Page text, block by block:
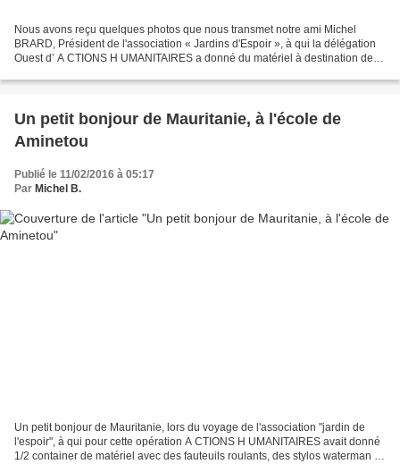
Nous avons reçu quelques photos que nous transmet notre ami Michel
BRARD, Président de l'association « Jardins d'Espoir », à qui la délégation
Ouest d’ A CTIONS H UMANITAIRES a donné du matériel à destination de
Un petit bonjour de Mauritanie, à l'école de
Aminetou
Publié le 11/02/2016 à 05:17
Par Michel B.
Un petit bonjour de Mauritanie, lors du voyage de l'association "jardin de
l'espoir", à qui pour cette opération A CTIONS H UMANITAIRES avait donné
1/2 container de matériel avec des fauteuils roulants, des stylos waterman et